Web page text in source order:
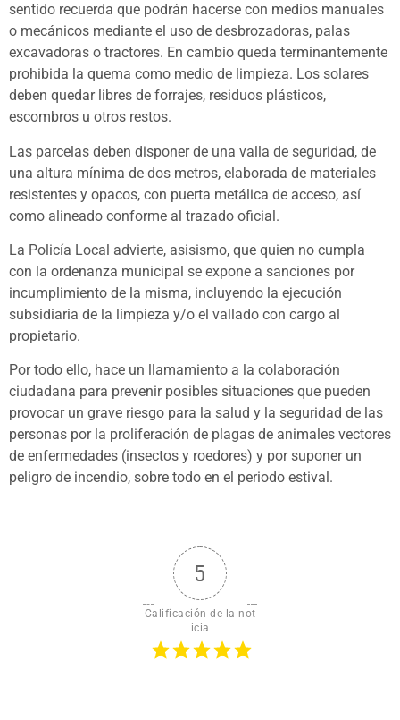
sentido recuerda que podrán hacerse con medios manuales
o mecánicos mediante el uso de desbrozadoras, palas
excavadoras o tractores. En cambio queda terminantemente
prohibida la quema como medio de limpieza. Los solares
deben quedar libres de forrajes, residuos plásticos,
escombros u otros restos.
Las parcelas deben disponer de una valla de seguridad, de
una altura mínima de dos metros, elaborada de materiales
resistentes y opacos, con puerta metálica de acceso, así
como alineado conforme al trazado oficial.
La Policía Local advierte, asisismo, que quien no cumpla
con la ordenanza municipal se expone a sanciones por
incumplimiento de la misma, incluyendo la ejecución
subsidiaria de la limpieza y/o el vallado con cargo al
propietario.
Por todo ello, hace un llamamiento a la colaboración
ciudadana para prevenir posibles situaciones que pueden
provocar un grave riesgo para la salud y la seguridad de las
personas por la proliferación de plagas de animales vectores
de enfermedades (insectos y roedores) y por suponer un
peligro de incendio, sobre todo en el periodo estival.
5
Calificación de la not
icia